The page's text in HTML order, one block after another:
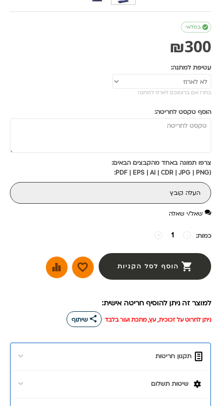
במלאי 
₪300
עטיפת למתנה:
בחרו אם ברצונכם לארוז למתנה
הוסף טקסט לחריטה:
צרפו תמונה באחד מהקבצים הבאים:
(PDF | EPS | AI | CDR | JPG | PNG:
העלה קובץ
שאל/י שאלה
כמות: + −
הוסף לסל הקניות
למוצר זה ניתן להוסיף חריטה אישית:
ניתן לחרוט על זכוכית, עץ, מתכת ועור בלבד share שיתוף
תקנון חריטות
שיטות תשלום